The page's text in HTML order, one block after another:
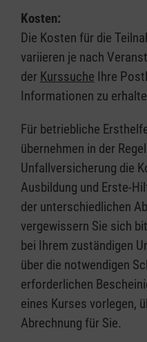
Kosten:
Die Kosten für die
variieren je nach
der Kurssuche Ihre
Informationen zu
Für betriebliche
übernehmen in der
Unfallversicherung die
Ausbildung und Erste-
der unterschiedlichen
vergewissern Sie sich
bei Ihrem zuständigen
über die notwendigen
erforderlichen
eines Kurses vorlegen,
Abrechnung für Sie.